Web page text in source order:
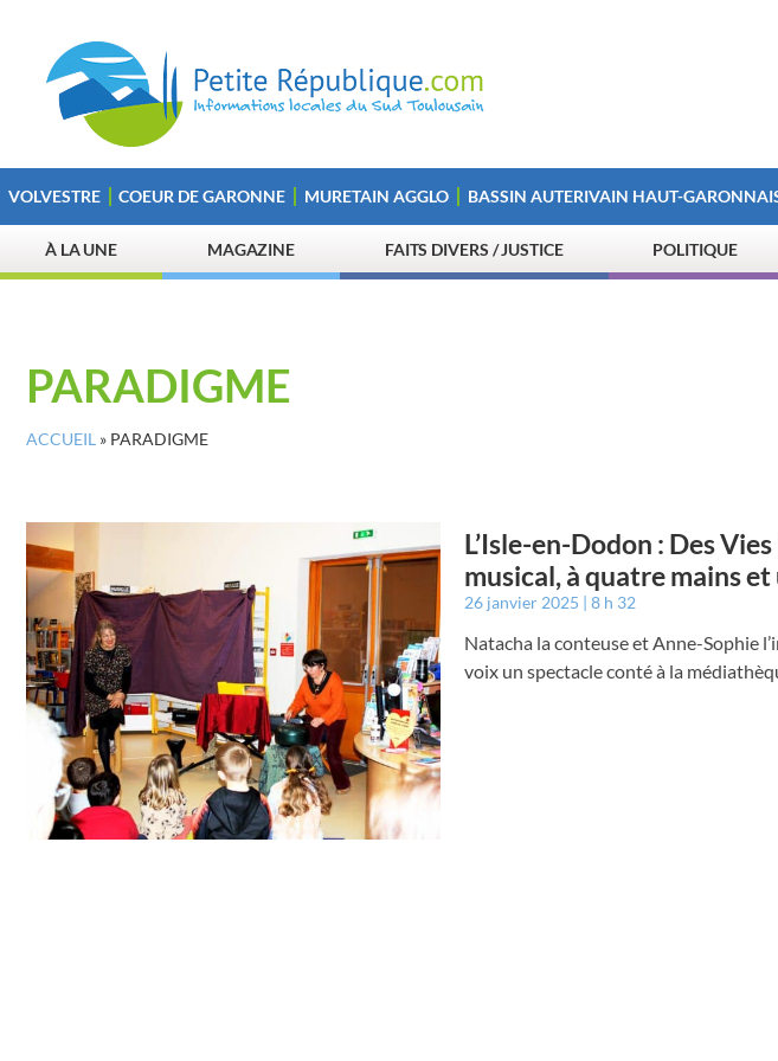
VOLVESTRE COEUR DE GARONNE MURETAIN AGGLO BASSIN AUTERIVAIN HAUT-
À LA UNE MAGAZINE FAITS DIVERS / JUSTICE POLITIQUE
PARADIGME
ACCUEIL » PARADIGME
L’Isle-en-Dodon : Des
musical, à quatre mains
26 janvier 2025 8 h 32
Natacha la conteuse et Anne-Sophie
voix un spectacle conté à la